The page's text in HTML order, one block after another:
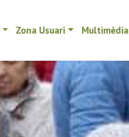
Zona Usuari Multimèdia